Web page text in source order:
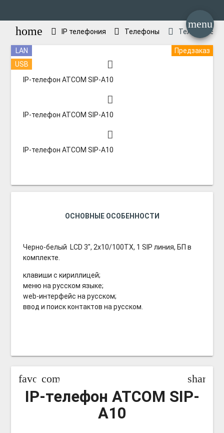
menu
home IP телефония Телефоны Телефон
LAN
USB
Предзаказ
IP-телефон ATCOM SIP-A10
IP-телефон ATCOM SIP-A10
IP-телефон ATCOM SIP-A10
ОСНОВНЫЕ ОСОБЕННОСТИ
Черно-белый LCD 3", 2x10/100TX, 1 SIP линия, БП в
комплекте
клавиши с кириллицей;
меню на русском языке;
web-интерфейс на русском;
ввод и поиск контактов на русском.
favorite_border
compare_arrows share
IP-телефон ATCOM SIP-
A10